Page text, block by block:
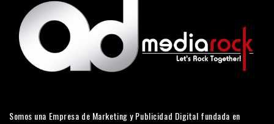
Somos una Empresa de Marketing y Publicidad Digital fundada en